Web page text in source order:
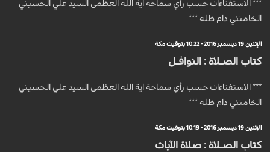
*** الاستفتاءات حسب رأي سماحة اية الله العظمى السيد علي الحسيني
الخامنئي دام ظله ***
الإثنين 19 ديسمبر 2016 - 10:22 بتوقيت مكة
كتاب الصـلاة : النوافـل
*** الاستفتاءات حسب رأي سماحة اية الله العظمى السيد علي الحسيني
الخامنئي دام ظله ***
الإثنين 19 ديسمبر 2016 - 10:19 بتوقيت مكة
كتاب الصـلاة : صلاة الآيات